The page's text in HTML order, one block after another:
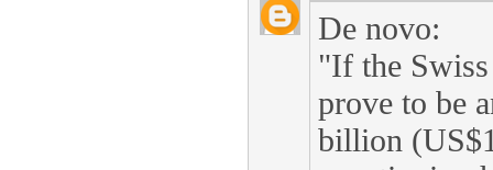
De novo:
"If the Swiss
prove to be
billion